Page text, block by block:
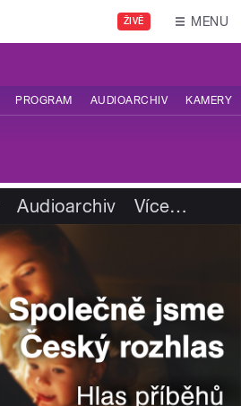
ŽIVĚ MENU
PROGRAM AUDIOARCHIV KAMERY
Audioarchiv Více…